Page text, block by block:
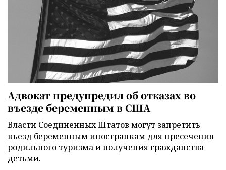
Адвокат предупредил об отказах во
въезде беременным в США
Власти Соединенных Штатов могут запретить
въезд беременным иностранкам для пресечения
родильного туризма и получения гражданства
детьми.